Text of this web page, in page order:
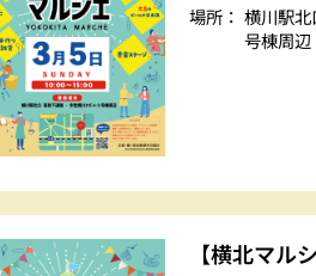
場所： 横川駅
号棟周辺
【横北マル